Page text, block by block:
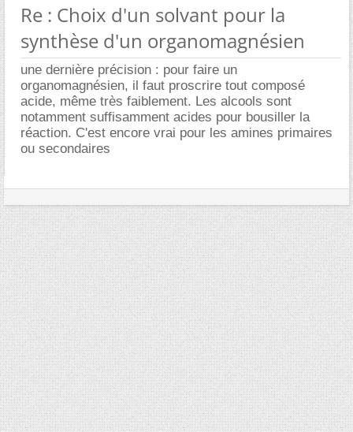
Re : Choix d'un solvant pour la
synthèse d'un organomagnésien
une dernière précision : pour faire un
organomagnésien, il faut proscrire tout composé
acide, même très faiblement. Les alcools sont
notamment suffisamment acides pour bousiller la
réaction. C'est encore vrai pour les amines primaires
ou secondaires